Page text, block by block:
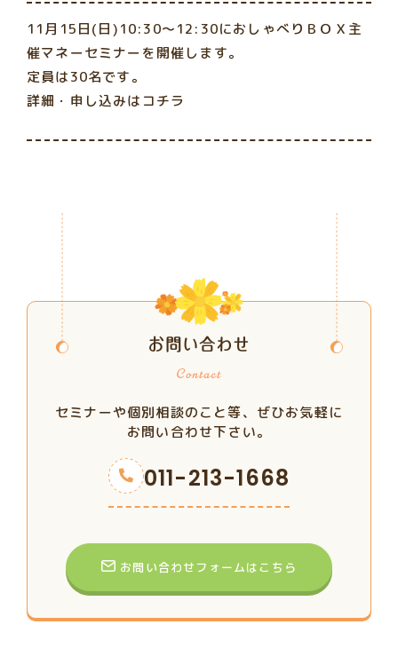
11月15日(日)10:30～12:30におしゃべりＢＯＸ主
催マネーセミナーを開催します。
定員は30名です。
詳細・申し込みはコチラ
お問い合わせ
セミナーや個別相談のこと等、ぜひお気軽に
お問い合わせ下さい。
011-213-1668
お問い合わせフォームはこちら